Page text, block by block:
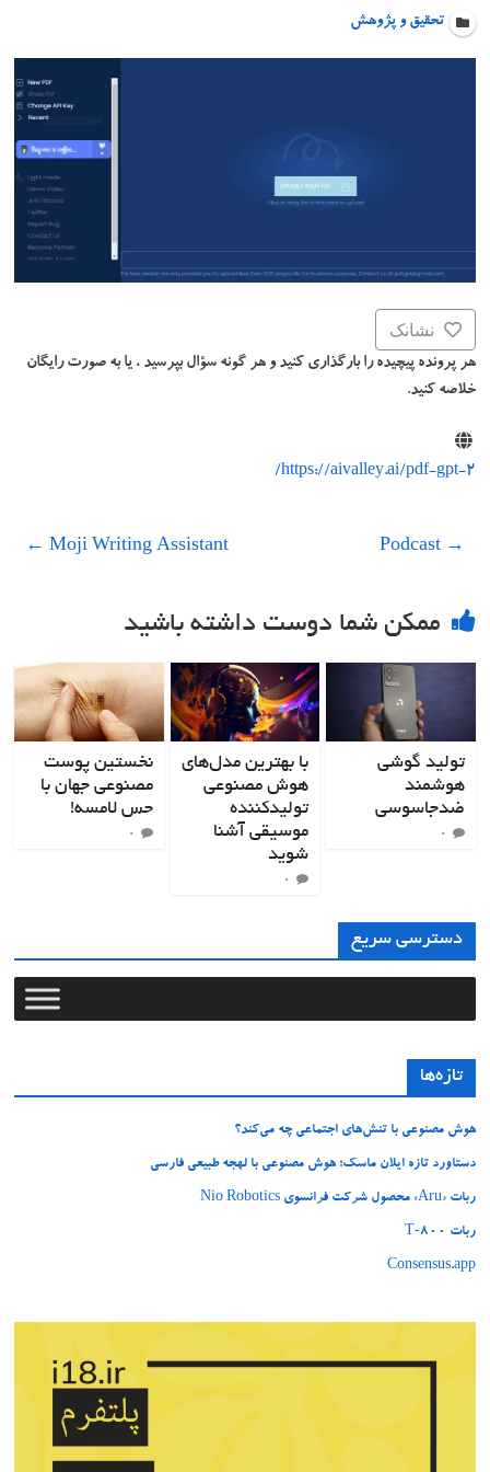
تحقیق و پژوهش
نشانک
هر پرونده پیچیده را بارگذاری کنید و هر گونه سؤال بپرسید ، یا به صورت رایگان
خلاصه کنید.
https://aivalley.ai/pdf-gpt-2/
→
Podcast
Moji Writing Assistant
←
ممکن شما دوست داشته باشید
تولید گوشی
هوشمند
ضدجاسوسی
۰
با بهترین مدل‌های
هوش مصنوعی
تولیدکننده
موسیقی آشنا
شوید
۰
نخستین پوست
مصنوعی جهان با
حس لامسه!
۰
دسترسی سریع
تازه‌ها
هوش مصنوعی با تنش‌های اجتماعی چه می‌کند؟
دستاورد تازه ایلان ماسک؛ هوش مصنوعی با لهجه طبیعی فارسی
ربات «Aru» محصول شرکت فرانسوی Nio Robotics
ربات T‑800
Consensus.app